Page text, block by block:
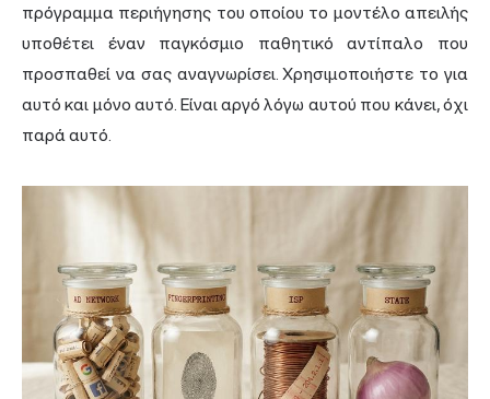
πρόγραμμα περιήγησης του οποίου το μοντέλο απειλής
υποθέτει έναν παγκόσμιο παθητικό αντίπαλο που
προσπαθεί να σας αναγνωρίσει. Χρησιμοποιήστε το για
αυτό και μόνο αυτό. Είναι αργό λόγω αυτού που κάνει, όχι
παρά αυτό.